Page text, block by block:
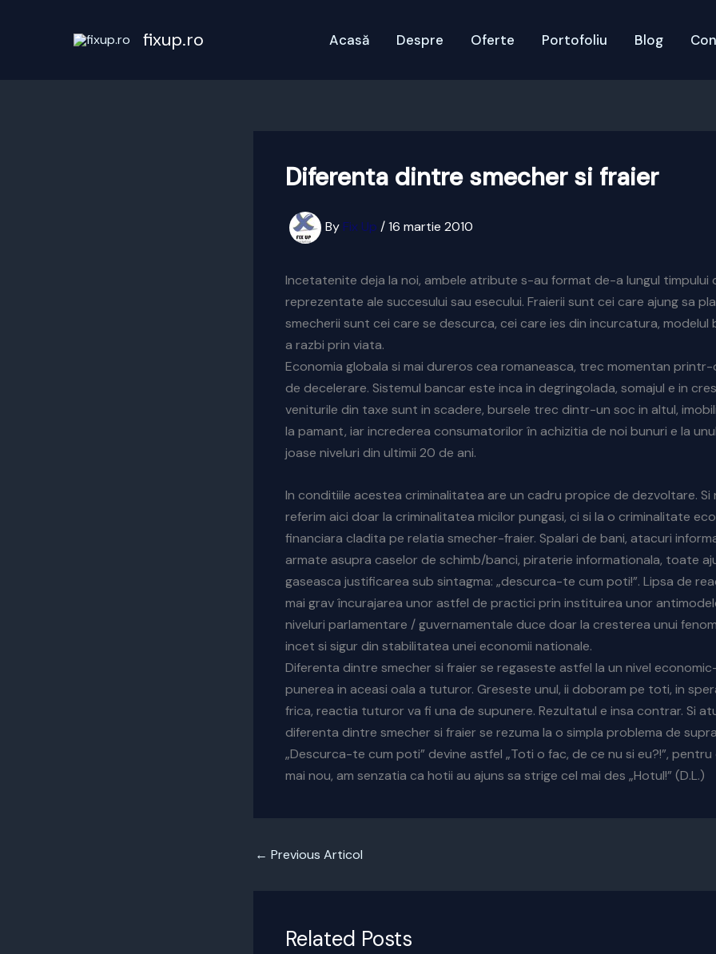
fixup.ro Acasă Despre Oferte Portofoliu Blog
Diferenta dintre smecher si fraier
By Fix Up /16 martie 2010
Incetatenite deja la noi, ambele atribute s-au format de-a lungul timpului
reprezentate ale succesului sau esecului. Fraierii sunt cei care ajung sa
smecherii sunt cei care se descurca, cei care ies din incurcatura, modelul
a razbi prin viata.
Economia globala si mai dureros cea romaneasca, trec momentan
de decelerare. Sistemul bancar este inca in degringolada, somajul e in
veniturile din taxe sunt in scadere, bursele trec dintr-un soc in altul,
la pamant, iar increderea consumatorilor în achizitia de noi bunuri e la
joase niveluri din ultimii 20 de ani.
In conditiile acestea criminalitatea are un cadru propice de dezvoltare. Si
referim aici doar la criminalitatea micilor pungasi, ci si la o criminalitate
financiara cladita pe relatia smecher-fraier. Spalari de bani, atacuri
armate asupra caselor de schimb/banci, piraterie informationala, toate
gaseasca justificarea sub sintagma: „descurca-te cum poti!”. Lipsa de
mai grav încurajarea unor astfel de practici prin instituirea unor
niveluri parlamentare / guvernamentale duce doar la cresterea unui
incet si sigur din stabilitatea unei economii nationale.
Diferenta dintre smecher si fraier se regaseste astfel la un nivel
punerea in aceasi oala a tuturor. Greseste unul, ii doboram pe toti, in
frica, reactia tuturor va fi una de supunere. Rezultatul e insa contrar. Si
diferenta dintre smecher si fraier se rezuma la o simpla problema de
„Descurca-te cum poti” devine astfel „Toti o fac, de ce nu si eu?!”, pentru
mai nou, am senzatia ca hotii au ajuns sa strige cel mai des „Hotul!” (D.L.)
← Previous Articol
Related Posts